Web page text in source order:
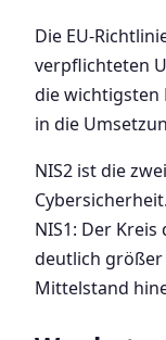
Die EU-
verpflichteten
die wichtigsten
in die
NIS2 ist die
NIS1: Der
deutlich
Mittelstand